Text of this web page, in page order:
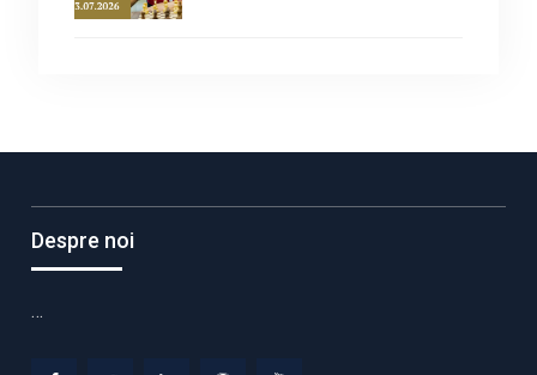
Despre noi
…